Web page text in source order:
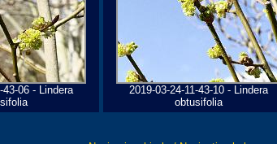
43-06 - Lindera
2019-03-24-11-43-10 - Lindera
obtusifolia